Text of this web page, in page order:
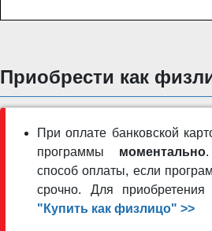
Приобрести как
При оплате банковской
программы моментально.
способ оплаты, если
срочно. Для
"Купить как физлицо" >>